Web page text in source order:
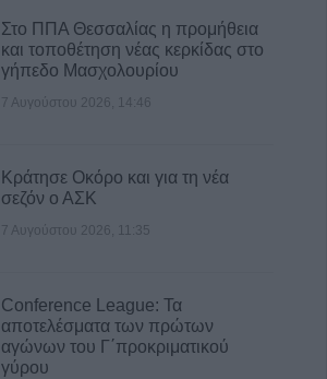
Στο ΠΠΑ Θεσσαλίας η προμήθεια
και τοποθέτηση νέας κερκίδας στο
γήπεδο Μασχολουρίου
7 Αυγούστου 2026, 14:46
Κράτησε Οκόρο και για τη νέα
σεζόν ο ΑΣΚ
7 Αυγούστου 2026, 11:35
Conference League: Τα
αποτελέσματα των πρώτων
αγώνων του Γ΄προκριματικού
γύρου